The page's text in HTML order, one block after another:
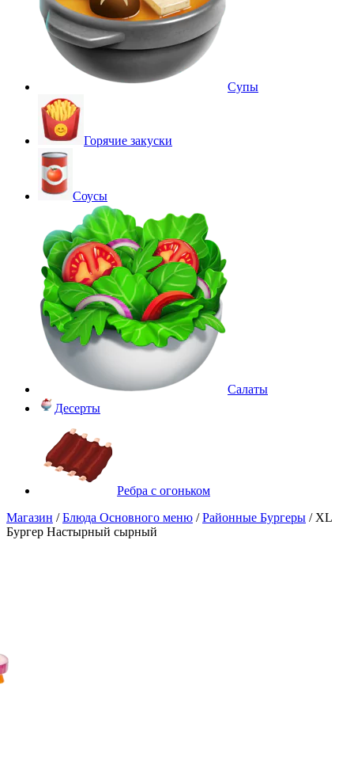
Супы
Горячие закуски
Соусы
Салаты
Десерты
Ребра с огоньком
Магазин /Блюда Основного меню /Районные Бургеры / XL
Бургер Настырный сырный